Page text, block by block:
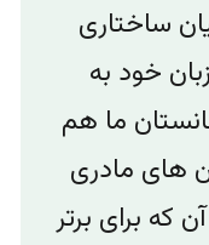
ساختاری
خود به
ما هم
های مادری
که برای برتر